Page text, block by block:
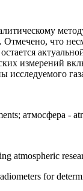
что
измерений
атмосфера -
atmospheric
for